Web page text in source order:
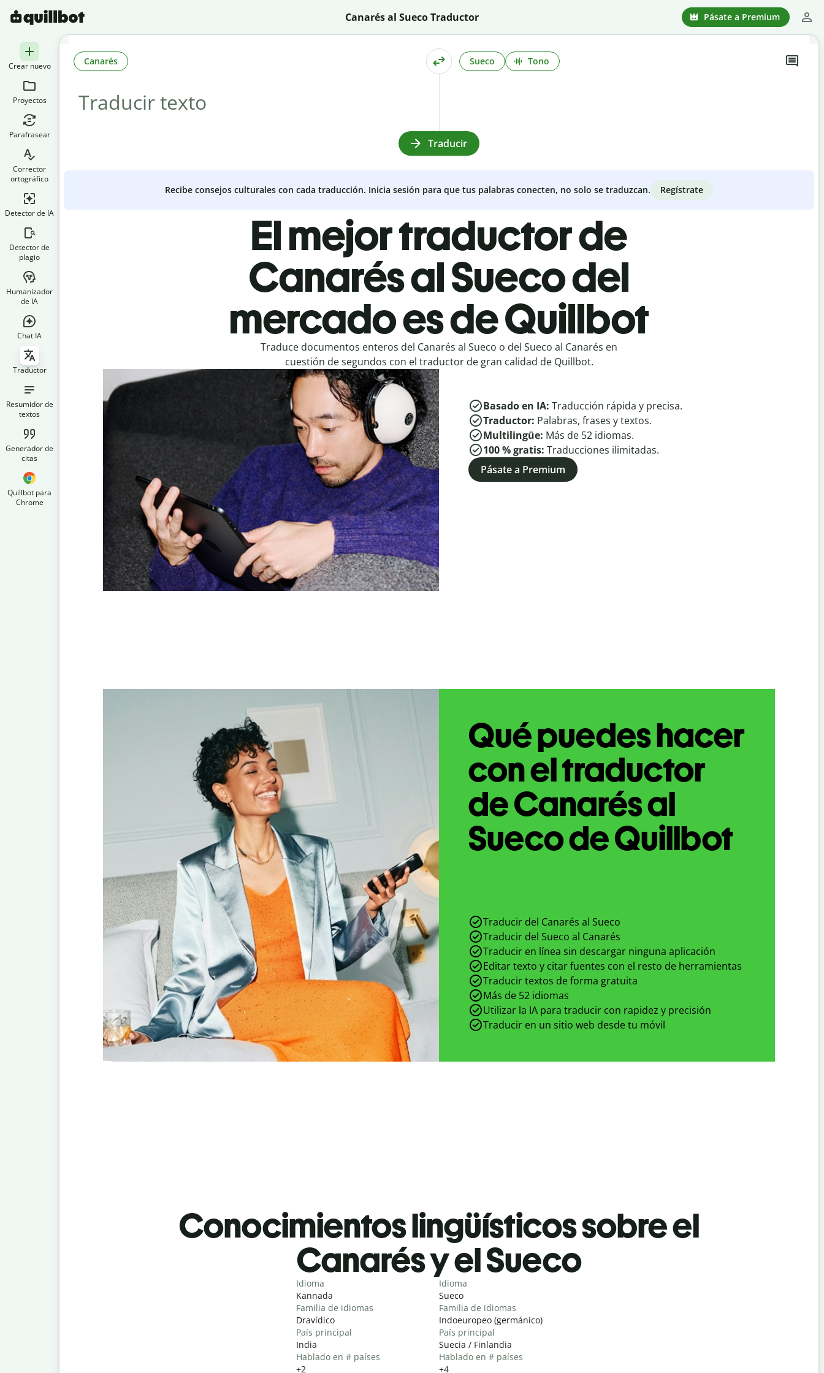
Canarés al Sueco Traductor Pásate a Premium
Crear nuevo
Proyectos
Parafrasear
Corrector
ortográfico
Detector de IA
Detector de
plagio
Humanizador
de IA
Chat IA
Traductor
Resumidor de
textos
Generador de
citas
Quillbot para
Chrome
Canarés Sueco Tono
Traducir
Recibe consejos culturales con cada traducción. Inicia sesión para que tus palabras conecten, no solo se traduzcan. Regístrate
El mejor traductor de
Canarés al Sueco del
mercado es de Quillbot
Traduce documentos enteros del Canarés al Sueco o del Sueco al Canarés en
cuestión de segundos con el traductor de gran calidad de Quillbot.
Basado en IA: Traducción rápida y precisa.
Traductor: Palabras, frases y textos.
Multilingüe: Más de 52 idiomas.
100 % gratis: Traducciones ilimitadas.
Pásate a Premium
Qué puedes hacer
con el traductor
de Canarés al
Sueco de Quillbot
Traducir del Canarés al Sueco
Traducir del Sueco al Canarés
Traducir en línea sin descargar ninguna aplicación
Editar texto y citar fuentes con el resto de herramientas
Traducir textos de forma gratuita
Más de 52 idiomas
Utilizar la IA para traducir con rapidez y precisión
Traducir en un sitio web desde tu móvil
Conocimientos lingüísticos sobre el
Canarés y el Sueco
Idioma
Kannada
Familia de idiomas
Dravídico
País principal
India
Hablado en # países
+2
Idioma
Sueco
Familia de idiomas
Indoeuropeo (germánico)
País principal
Suecia / Finlandia
Hablado en # países
+4